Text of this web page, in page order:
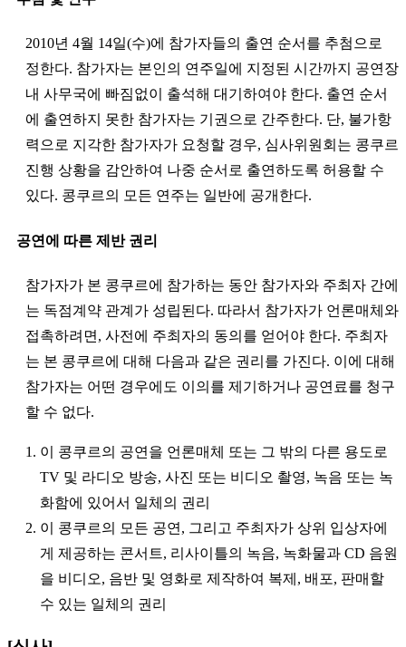
2010년 4월 14일(수)에 참가자들의 출연 순서를 추첨으로
정한다. 참가자는 본인의 연주일에 지정된 시간까지 공연장
내 사무국에 빠짐없이 출석해 대기하여야 한다. 출연 순서
에 출연하지 못한 참가자는 기권으로 간주한다. 단, 불가항
력으로 지각한 참가자가 요청할 경우, 심사위원회는 콩쿠르
진행 상황을 감안하여 나중 순서로 출연하도록 허용할 수
있다. 콩쿠르의 모든 연주는 일반에 공개한다.
공연에 따른 제반 권리
참가자가 본 콩쿠르에 참가하는 동안 참가자와 주최자 간에
는 독점계약 관계가 성립된다. 따라서 참가자가 언론매체와
접촉하려면, 사전에 주최자의 동의를 얻어야 한다. 주최자
는 본 콩쿠르에 대해 다음과 같은 권리를 가진다. 이에 대해
참가자는 어떤 경우에도 이의를 제기하거나 공연료를 청구
할 수 없다.
1. 이 콩쿠르의 공연을 언론매체 또는 그 밖의 다른 용도로
TV 및 라디오 방송, 사진 또는 비디오 촬영, 녹음 또는 녹
화함에 있어서 일체의 권리
2. 이 콩쿠르의 모든 공연, 그리고 주최자가 상위 입상자에
게 제공하는 콘서트, 리사이틀의 녹음, 녹화물과 CD 음원
을 비디오, 음반 및 영화로 제작하여 복제, 배포, 판매할
수 있는 일체의 권리